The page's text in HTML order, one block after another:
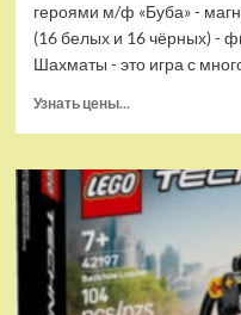
героями м/ф «Буба» -
(16 белых и 16 чёрных) -
Шахматы - это игра с
Узнать цены...
Шахматы
магнитные
БУБА
ИГРАЕМ
ВМЕСТЕ
в